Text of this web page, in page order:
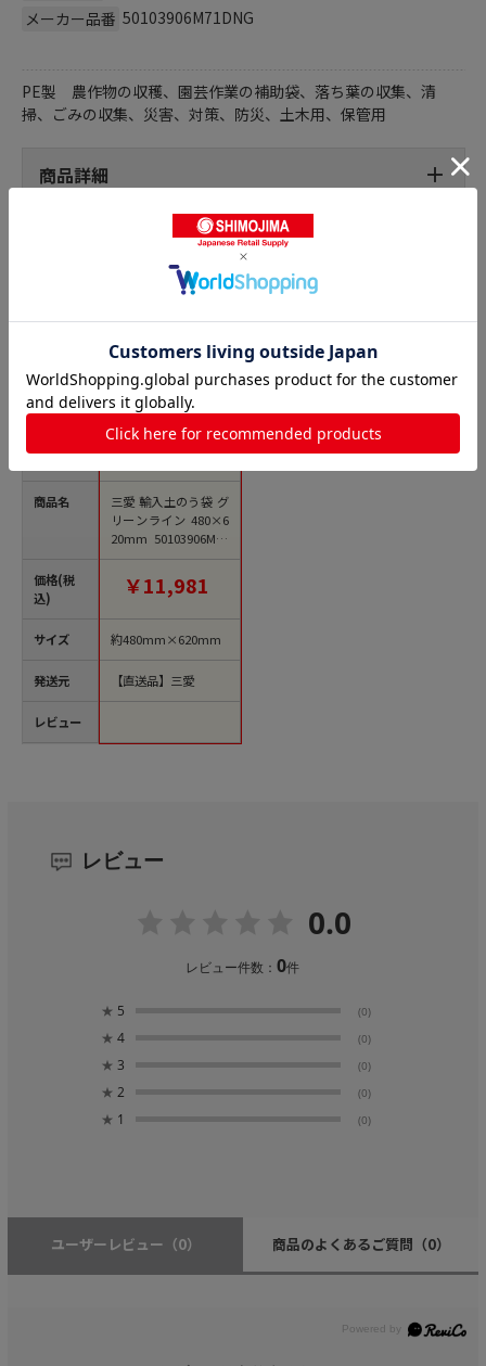
メーカー品番 50103906M71DNG
PE製 農作物の収穫、園芸作業の補助袋、落ち葉の収集、清
掃、ごみの収集、災害、対策、防災、土木用、保管用
商品詳細
土嚢袋の人気商品との比較
商品名
価格(税
込)
サイズ
発送元
レビュー
三愛 輸入土のう袋 グ
リーンライン 480×6
20mm 50103906M71
DNG 400枚/包（ご注
文単位1包）【直送
品】￥11,981
約480mm×620mm
【直送品】三愛
レビュー
0.0
レビュー件数：0件
★ 5 (0)
★ 4 (0)
★ 3 (0)
★ 2 (0)
★ 1 (0)
ユーザーレビュー （0） 商品のよくあるご質問 （0）